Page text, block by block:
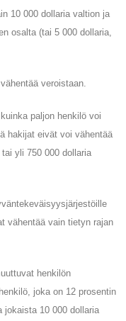
10 000 dollaria valtion ja
osalta (tai 5 000 dollaria,
veroistaan.
paljon henkilö voi
hakijat eivät voi vähentää
yli 750 000 dollaria
vähentää vain tietyn rajan
henkilön
joka on 12 prosentin
jokaista 10 000 dollaria